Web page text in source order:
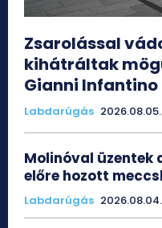
Zsarolással
kihátráltak
Gianni
Labdarúgás 2026.08.05.
Molinóval üzentek
előre hozott
Labdarúgás 2026.08.04.